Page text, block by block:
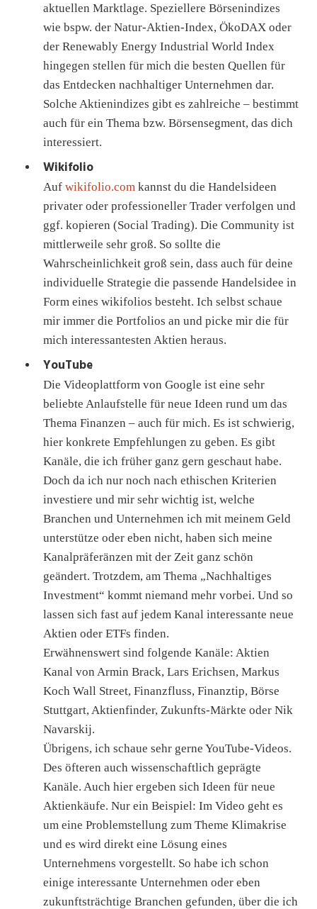
aktuellen Marktlage. Speziellere Börsenindizes
wie bspw. der Natur-Aktien-Index, ÖkoDAX oder
der Renewably Energy Industrial World Index
hingegen stellen für mich die besten Quellen für
das Entdecken nachhaltiger Unternehmen dar.
Solche Aktienindizes gibt es zahlreiche – bestimmt
auch für ein Thema bzw. Börsensegment, das dich
interessiert.
Wikifolio
Aufwikifolio.com kannst du die Handelsideen
privater oder professioneller Trader verfolgen und
ggf. kopieren (Social Trading). Die Community ist
mittlerweile sehr groß. So sollte die
Wahrscheinlichkeit groß sein, dass auch für deine
individuelle Strategie die passende Handelsidee in
Form eines wikifolios besteht. Ich selbst schaue
mir immer die Portfolios an und picke mir die für
mich interessantesten Aktien heraus.
YouTube
Die Videoplattform von Google ist eine sehr
beliebte Anlaufstelle für neue Ideen rund um das
Thema Finanzen – auch für mich. Es ist schwierig,
hier konkrete Empfehlungen zu geben. Es gibt
Kanäle, die ich früher ganz gern geschaut habe.
Doch da ich nur noch nach ethischen Kriterien
investiere und mir sehr wichtig ist, welche
Branchen und Unternehmen ich mit meinem Geld
unterstütze oder eben nicht, haben sich meine
Kanalpräferänzen mit der Zeit ganz schön
geändert. Trotzdem, am Thema „Nachhaltiges
Investment“ kommt niemand mehr vorbei. Und so
lassen sich fast auf jedem Kanal interessante neue
Aktien oder ETFs finden.
Erwähnenswert sind folgende Kanäle: Aktien
Kanal von Armin Brack, Lars Erichsen, Markus
Koch Wall Street, Finanzfluss, Finanztip, Börse
Stuttgart, Aktienfinder, Zukunfts-Märkte oder Nik
Navarskij.
Übrigens, ich schaue sehr gerne YouTube-Videos.
Des öfteren auch wissenschaftlich geprägte
Kanäle. Auch hier ergeben sich Ideen für neue
Aktienkäufe. Nur ein Beispiel: Im Video geht es
um eine Problemstellung zum Theme Klimakrise
und es wird direkt eine Lösung eines
Unternehmens vorgestellt. So habe ich schon
einige interessante Unternehmen oder eben
zukunftsträchtige Branchen gefunden, über die ich